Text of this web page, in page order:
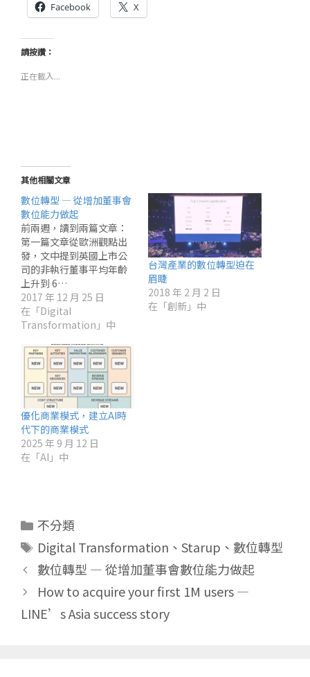
Facebook X
請按讚：
正在載入...
其他相關文章
數位轉型 — 從增加董事會
數位能力做起
前兩週，讀到兩篇文章：
第一篇文章從歐洲觀點出
發，文中提到英國上市公
司的非執行董事平均年齡
上升到 6…
2017 年 12 月 25 日
在「Digital
Transformation」中
台灣產業的數位轉型迫在
眉睫
2018 年 2 月 2 日
在「創新」中
優化商業模式，建立AI時
代下的商業模式
2025 年 9 月 12 日
在「AI」中
分
類
不分類
標
籤
Digital Transformation 、 Starup 、 數位轉型
數位轉型 — 從增加董事會數位能力做起
How to acquire your first 1M users —
LINE’s Asia success story